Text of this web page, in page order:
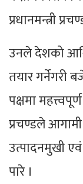
प्रधानमन्त्री
उनले देशको
तयार गर्नेगरी
पक्षमा
प्रचण्डले
उत्पादनमुखी एवं
पारे ।